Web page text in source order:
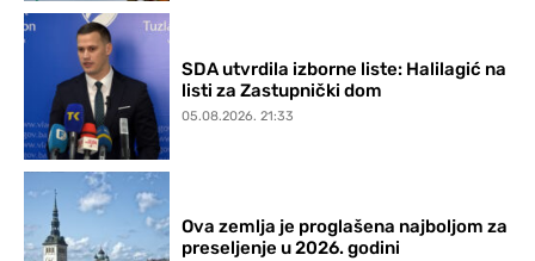
SDA utvrdila izborne liste: Halilagić na
listi za Zastupnički dom
05.08.2026. 21:33
Ova zemlja je proglašena najboljom za
preseljenje u 2026. godini